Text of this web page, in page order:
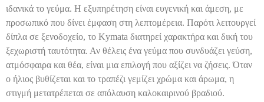
ιδανικά το γεύμα. Η εξυπηρέτηση είναι ευγενική και άμεση, με
προσωπικό που δίνει έμφαση στη λεπτομέρεια. Παρότι λειτουργεί
δίπλα σε ξενοδοχείο, το Kymata διατηρεί χαρακτήρα και δική του
ξεχωριστή ταυτότητα. Αν θέλεις ένα γεύμα που συνδυάζει γεύση,
ατμόσφαιρα και θέα, είναι μια επιλογή που αξίζει να ζήσεις. Όταν
ο ήλιος βυθίζεται και το τραπέζι γεμίζει χρώμα και άρωμα, η
στιγμή μετατρέπεται σε απόλαυση καλοκαιρινού βραδιού.